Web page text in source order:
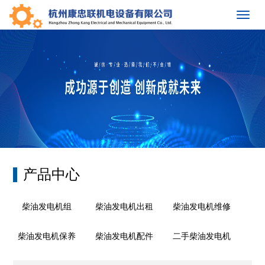
产品中心
柴油发电机组 柴油发电机出租 柴油发电机维修
柴油发电机保养 柴油发电机配件 二手柴油发电机